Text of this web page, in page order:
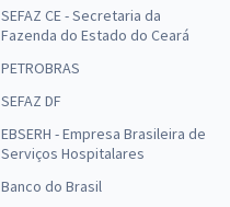
SEFAZ CE - Secretaria da
Fazenda do Estado do Ceará
PETROBRAS
SEFAZ DF
EBSERH - Empresa Brasileira de
Serviços Hospitalares
Banco do Brasil